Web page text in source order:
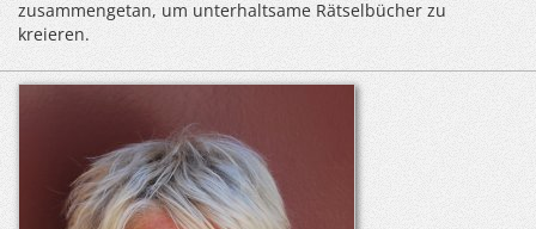
zusammengetan, um unterhaltsame Rätselbücher zu
kreieren.